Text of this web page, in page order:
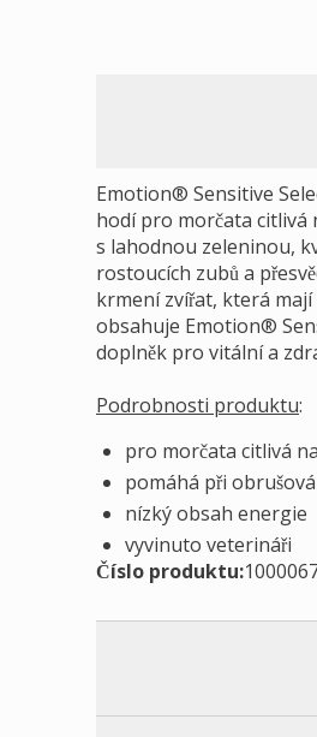
Emotion® Sensitive
hodí pro morčata citlivá
s lahodnou zeleninou,
rostoucích zubů a
krmení zvířat, která
obsahuje Emotion®
doplněk pro vitální a
Podrobnosti produktu:
pro morčata citlivá
pomáhá při
nízký obsah energie
vyvinuto veterináři
Číslo produktu: